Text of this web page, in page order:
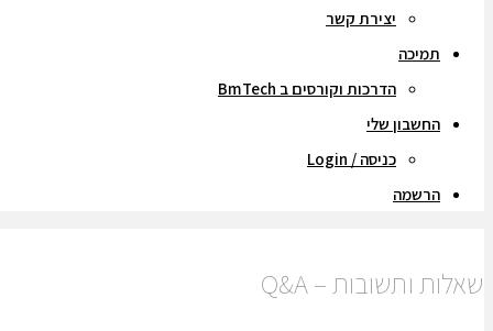
יצירת קשר
תמיכה
הדרכות וקורסים ב BmTech
החשבון שלי
כניסה / Login
הרשמה
שאלות ותשובות – Q&A